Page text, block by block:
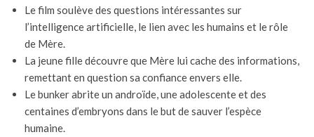
Le film soulève des questions intéressantes sur
l’intelligence artificielle, le lien avec les humains et le rôle
de Mère.
La jeune fille découvre que Mère lui cache des informations,
remettant en question sa confiance envers elle.
Le bunker abrite un androïde, une adolescente et des
centaines d’embryons dans le but de sauver l’espèce
humaine.